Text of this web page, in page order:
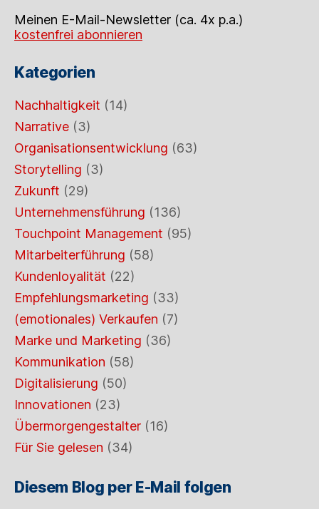
Meinen E-Mail-Newsletter (ca. 4x p.a.)
kostenfrei abonnieren
Kategorien
Nachhaltigkeit (14)
Narrative (3)
Organisationsentwicklung (63)
Storytelling (3)
Zukunft (29)
Unternehmensführung (136)
Touchpoint Management (95)
Mitarbeiterführung (58)
Kundenloyalität (22)
Empfehlungsmarketing (33)
(emotionales) Verkaufen (7)
Marke und Marketing (36)
Kommunikation (58)
Digitalisierung (50)
Innovationen (23)
Übermorgengestalter (16)
Für Sie gelesen (34)
Diesem Blog per E-Mail folgen